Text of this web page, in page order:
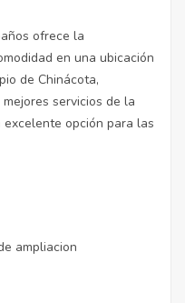
ofrece la
en una ubicación
de Chinácota,
servicios de la
opción para las
ampliacion